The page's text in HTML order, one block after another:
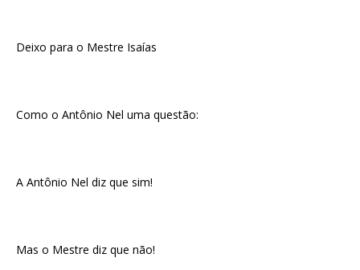
Deixo para o Mestre Isaías
Como o Antônio Nel uma questão:
A Antônio Nel diz que sim!
Mas o Mestre diz que não!